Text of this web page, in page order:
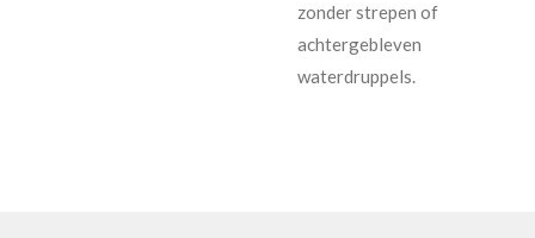
zonder strepen of
achtergebleven
waterdruppels.